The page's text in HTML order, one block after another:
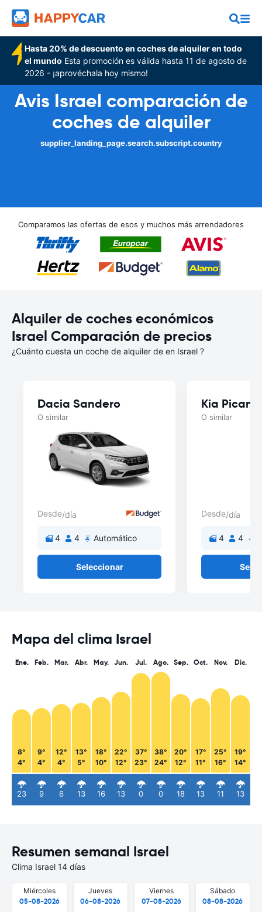
Hasta 20% de descuento en coches de alquiler en todo
el mundo Esta promoción es válida hasta 11 de agosto de
2026 - ¡aprovéchala hoy mismo!
Avis Israel comparación de
coches de alquiler
supplier_landing_page.search.subscript.country
Comparamos las ofertas de esos y muchos más arrendadores
Alquiler de coches económicos
Israel Comparación de precios
¿Cuánto cuesta un coche de alquiler de en Israel ?
Dacia Sandero
O similar
Desde/día
4 4 Automático
Seleccionar
Kia
O similar
Desde/día
4 4
Mapa del clima Israel
Ene.
8°
4°
23
Feb.
9°
4°
9
Mar.
12°
4°
6
Abr.
13°
5°
13
May.
18°
10°
16
Jun.
22°
12°
13
Jul.
37°
23°
0
Ago.
38°
24°
0
Sep.
20°
12°
18
Oct.
17°
11°
13
Nov.
25°
16°
11
Dic.
19°
14°
13
Resumen semanal Israel
Clima Israel 14 días
Miércoles
05-08-2026
Jueves
06-08-2026
Viernes
07-08-2026
Sábado
08-08-2026